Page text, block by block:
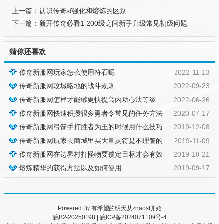
上一篇： 认识传奇sf强化和熔炼的区别
下一篇： 新开传奇必看1-200级之间新手升级常见初级问题
猜你还喜欢
2022-11-13
传奇新服网玩家怎么使用符石呢
2022-09-23
传奇新服网攻城略地的战斗规则
2022-06-26
传奇新服网怎样才能够更快提高内功心法等级
2020-07-17
传奇新服网快速积攒很多勇者令常见的任务方法
2019-12-08
传奇新服网弓箭手打胜者为王的时候用什么技巧
2019-11-09
传奇新服网玩家去商城里买大量灵符是不理智的
2019-10-21
传奇新服网在边界村打怪物要锁定目标才会有效
2019-09-17
熔炼精华的获得方法以及如何使用
Powered By 有希望的明天从zhaosf开始
皖B2-20250198
皖ICP备2024071109号-4